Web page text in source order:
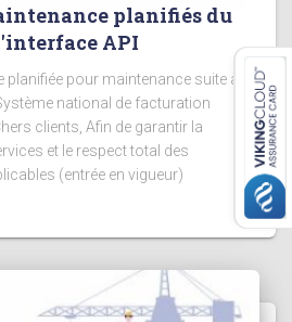
planifiés du
API
planifiée pour maintenance suite à
national de facturation
clients, Afin de garantir la
et le respect total des
(entrée en vigueur)